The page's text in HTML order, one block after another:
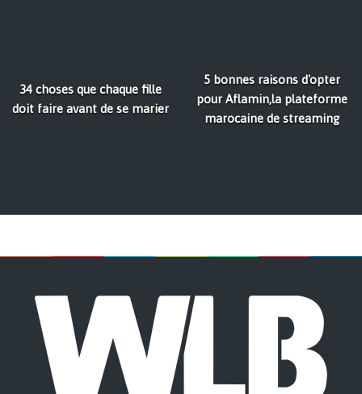
34 choses que chaque fille
doit faire avant de se marier
5 bonnes raisons d'opter
pour Aflamin,la plateforme
marocaine de streaming